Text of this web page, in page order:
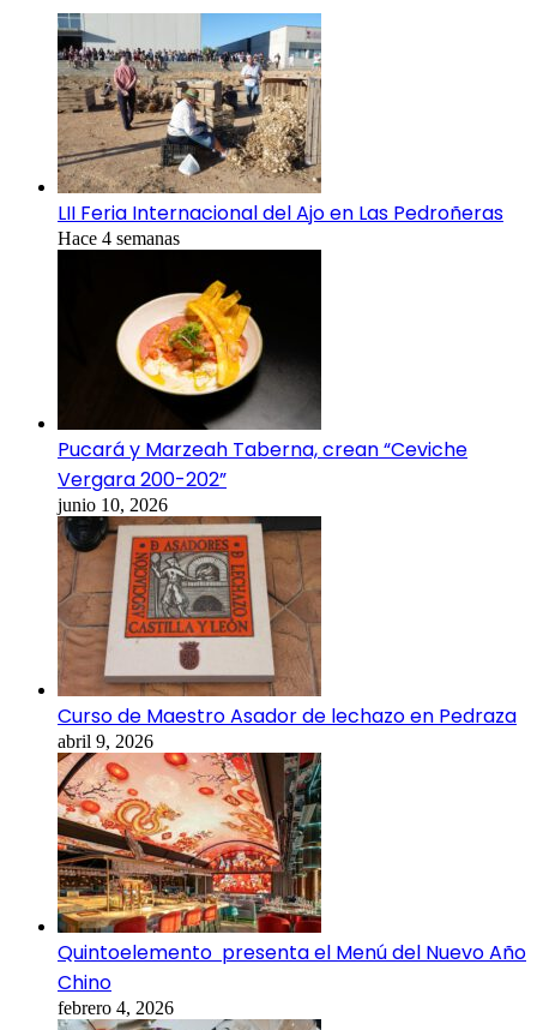
LII Feria Internacional del Ajo en Las Pedroñeras
Hace 4 semanas
Pucará y Marzeah Taberna, crean “Ceviche
Vergara 200-202”
junio 10, 2026
Curso de Maestro Asador de lechazo en Pedraza
abril 9, 2026
Quintoelemento presenta el Menú del Nuevo Año
Chino
febrero 4, 2026